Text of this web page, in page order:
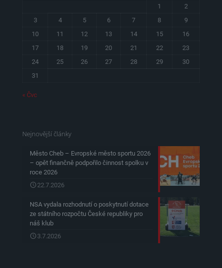
1
2
3
4 5 6 7 8
9
10
11 12 13 14 15
16
17
18 19 20 21 22
23
24
25 26 27 28 29
30
31
« Čvc
Nejnovější články
Město Cheb – Evropské město sportu 2026
– opět finančně podpořilo činnost spolku v
roce 2026
22.7.2026
NSA vydala rozhodnutí o poskytnutí dotace
ze státního rozpočtu České republiky pro
náš klub
3.7.2026